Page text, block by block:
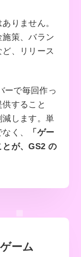
りません。
策、バラン
、リリース
ーで毎回作っ
すること
減します。単
く、
「ゲー
とが、GS2 の
ーム